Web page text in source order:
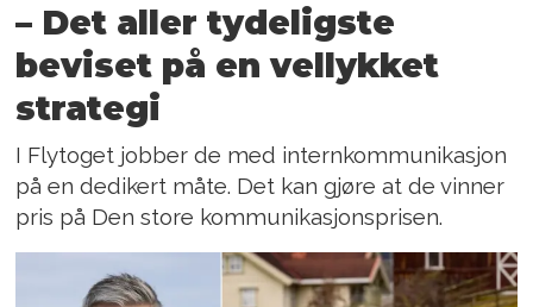
– Det aller tydeligste
beviset på en vellykket
strategi
I Flytoget jobber de med internkommunikasjon
på en dedikert måte. Det kan gjøre at de vinner
pris på Den store kommunikasjonsprisen.